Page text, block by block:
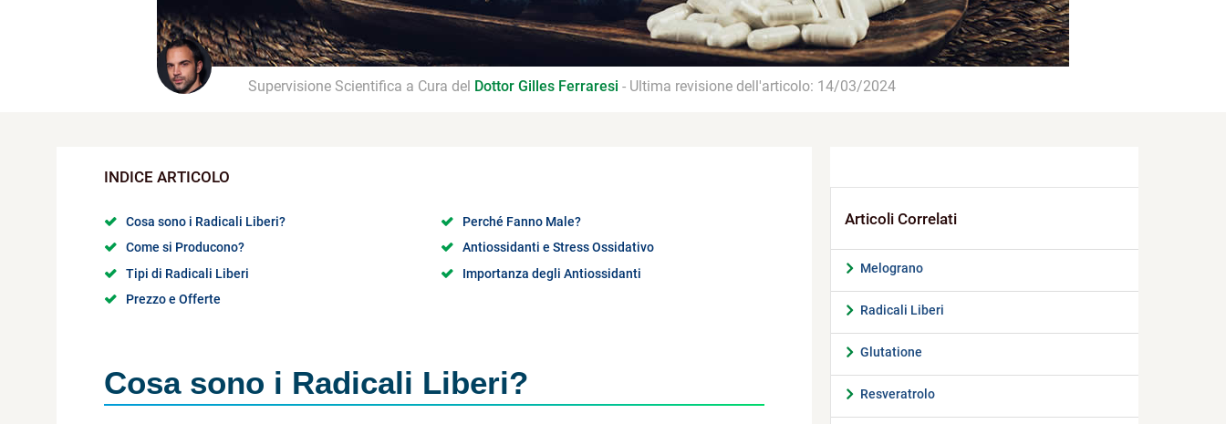
Supervisione Scientifica a Cura del Dottor Gilles Ferraresi - Ultima revisione dell'articolo: 14/03/2024
Cosa sono i Radicali Liberi?
Perché Fanno Male?
Come si Producono?
Antiossidanti e Stress Ossidativo
Tipi di Radicali Liberi
Importanza degli Antiossidanti
Prezzo e Offerte
Cosa sono i Radicali Liberi?
Melograno
Radicali Liberi
Glutatione
Resveratrolo